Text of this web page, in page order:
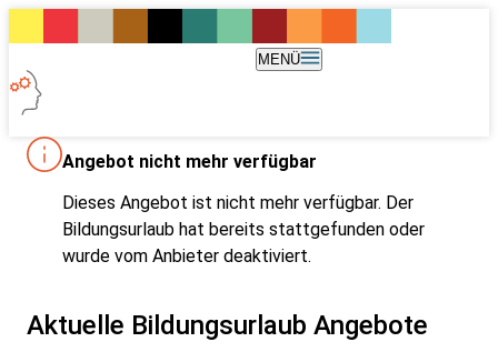
MENÜ
Angebot nicht mehr verfügbar
Dieses Angebot ist nicht mehr verfügbar. Der
Bildungsurlaub hat bereits stattgefunden oder
wurde vom Anbieter deaktiviert.
Aktuelle Bildungsurlaub Angebote